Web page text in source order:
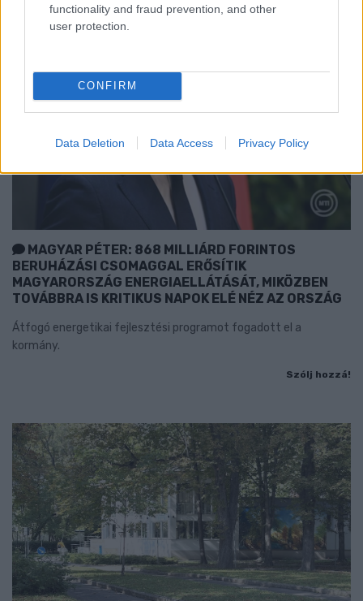
functionality and fraud prevention, and other
user protection.
CONFIRM
Data Deletion Data Access Privacy Policy
MAGYAR PÉTER: 868 MILLIÁRD FORINTOS
BERUHÁZÁSI CSOMAGGAL ERŐSÍTIK
MAGYARORSZÁG ENERGIAELLÁTÁSÁT, MIKÖZBEN
TOVÁBBRA IS KRITIKUS NAPOK ELÉ NÉZ AZ ORSZÁG
Átfogó energetikai fejlesztési programot fogadott el a
kormány.
Szólj hozzá!